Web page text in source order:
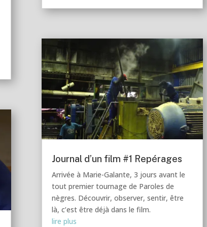
Journal d’un film #1 Repérages
Arrivée à Marie-Galante, 3 jours avant le
tout premier tournage de Paroles de
nègres. Découvrir, observer, sentir, être
là, c’est être déjà dans le film.
lire plus